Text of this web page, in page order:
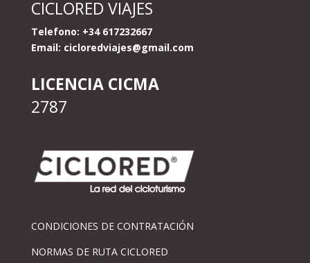
CICLORED VIAJES
Telefono: +34 617232667
Email: cicloredviajes@gmail.com
LICENCIA CICMA
2787
CONDICIONES DE CONTRATACIÓN
NORMAS DE RUTA CICLORED